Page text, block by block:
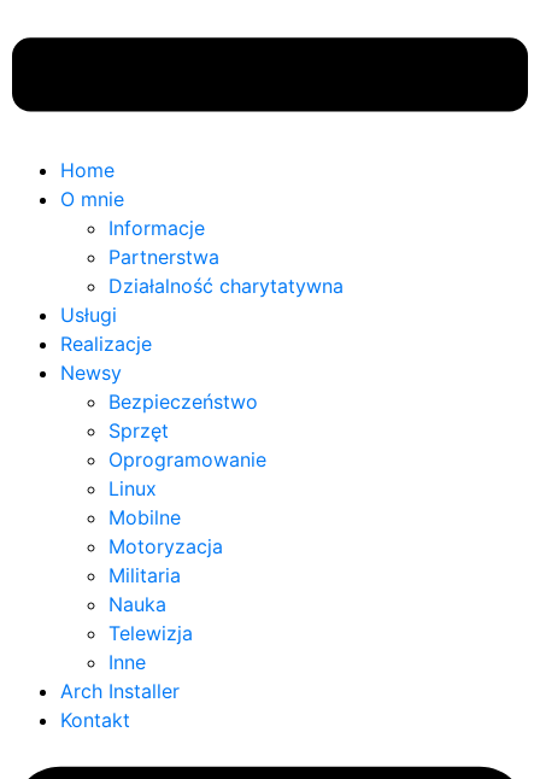
Home
O mnie
Informacje
Partnerstwa
Działalność charytatywna
Usługi
Realizacje
Newsy
Bezpieczeństwo
Sprzęt
Oprogramowanie
Linux
Mobilne
Motoryzacja
Militaria
Nauka
Telewizja
Inne
Arch Installer
Kontakt